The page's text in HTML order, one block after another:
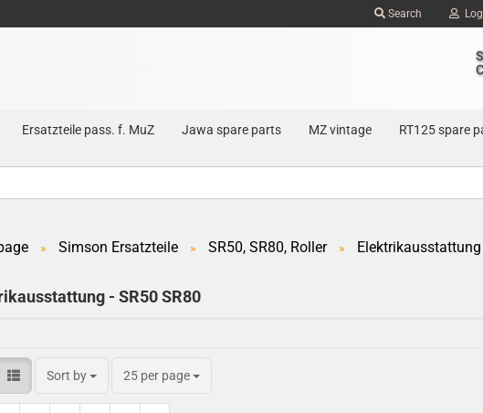
Search
Ersatzteile pass. f. MuZ Jawa spare parts MZ vintage RT125 spare
» Simson Ersatzteile » SR50, SR80, Roller » Elektrikausstattung
- SR50 SR80
Sort by 25 per page